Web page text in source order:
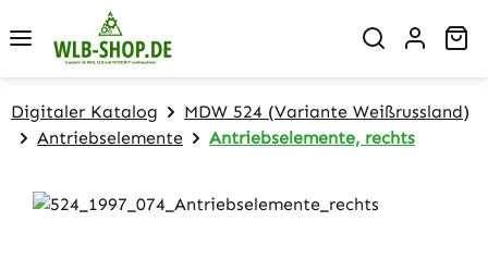
Zum Hauptinhalt springen
Digitaler Katalog
MDW 524 (Variante Weißrussland)
Antriebselemente
Antriebselemente, rechts